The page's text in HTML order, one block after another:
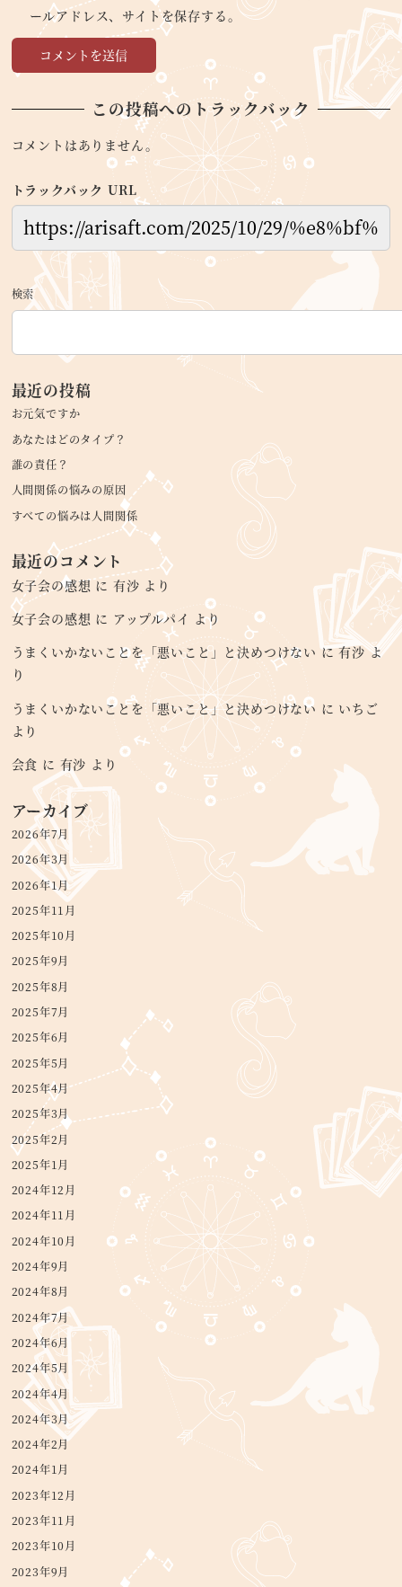
ールアドレス、サイトを保存する。
この投稿へのトラックバック
コメントはありません。
トラックバック URL
検索
最近の投稿
お元気ですか
あなたはどのタイプ？
誰の責任？
人間関係の悩みの原因
すべての悩みは人間関係
最近のコメント
女子会の感想に 有沙 より
女子会の感想 に アップルパイ より
うまくいかないことを「悪いこと」と決めつけない に有沙よ
り
うまくいかないことを「悪いこと」と決めつけない に いちご
より
会食 に 有沙 より
アーカイブ
2026年7月
2026年3月
2026年1月
2025年11月
2025年10月
2025年9月
2025年8月
2025年7月
2025年6月
2025年5月
2025年4月
2025年3月
2025年2月
2025年1月
2024年12月
2024年11月
2024年10月
2024年9月
2024年8月
2024年7月
2024年6月
2024年5月
2024年4月
2024年3月
2024年2月
2024年1月
2023年12月
2023年11月
2023年10月
2023年9月